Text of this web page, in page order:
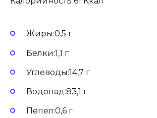
Жиры:0,5 г
Белки:1,1 г
Углеводы:14,7 г
Водопад:83,1 г
Пепел:0,6 г